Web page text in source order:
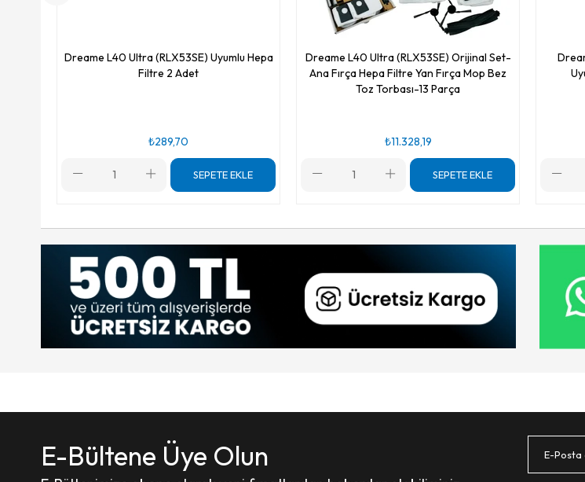
Dreame L40 Ultra (RLX53SE) Uyumlu Hepa
Filtre 2 Adet
₺289,70
SEPETE EKLE
Dreame L40 Ultra (RLX53SE) Orijinal Set-
Ana Fırça Hepa Filtre Yan Fırça Mop Bez
Toz Torbası-13 Parça
₺11.328,19
SEPETE EKLE
E-Bültene Üye Olun